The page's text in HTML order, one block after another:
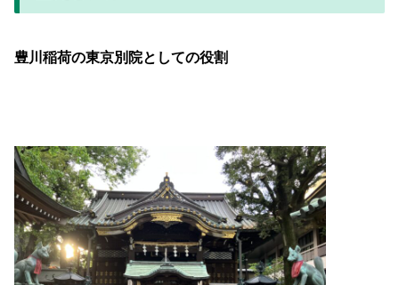
豊川稲荷の東京別院としての役割